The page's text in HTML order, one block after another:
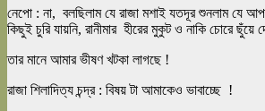
নেপো : না, বলছিলাম যে রাজা মশাই যতদূর শুনলাম যে
কিছুই চুরি যায়নি, রানীমার হীরের মুকুট ও নাকি চোরে ছুঁয়ে
তার মানে আমার ভীষণ খটকা লাগছে !
রাজা শিলাদিত্য চন্দ্র : বিষয় টা আমাকেও ভাবাচ্ছে !